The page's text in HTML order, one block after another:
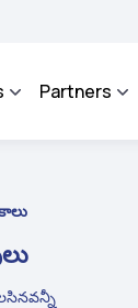
facilitate the
Partners